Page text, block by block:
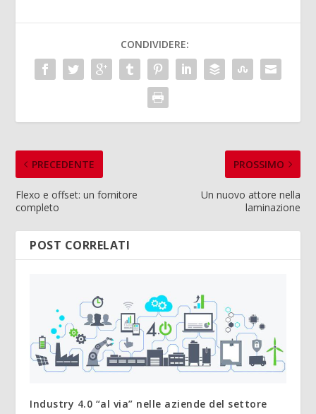
CONDIVIDERE:
PRECEDENTE
Flexo e offset: un fornitore
completo
PROSSIMO
Un nuovo attore nella
laminazione
POST CORRELATI
Industry 4.0 “al via” nelle aziende del settore